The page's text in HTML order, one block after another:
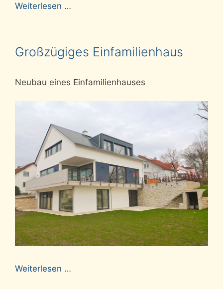
Weiterlesen …
Großzügiges Einfamilienhaus
Neubau eines Einfamilienhauses
Weiterlesen …